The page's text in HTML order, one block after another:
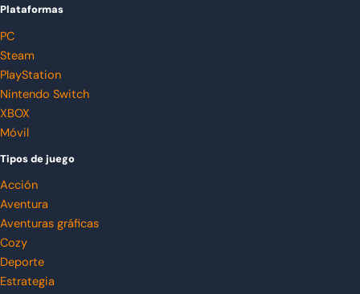
Plataformas
PC
Steam
PlayStation
Nintendo Switch
XBOX
Móvil
Tipos de juego
Acción
Aventura
Aventuras gráficas
Cozy
Deporte
Estrategia